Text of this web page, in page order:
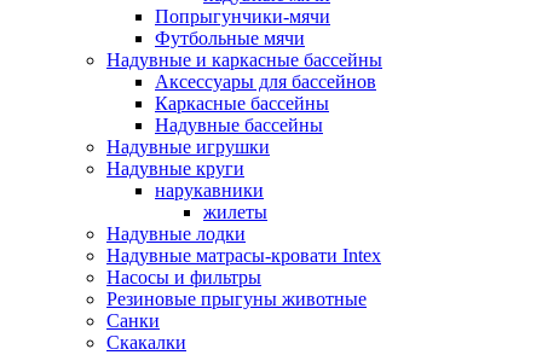
Попрыгунчики-мячи
Футбольные мячи
Надувные и каркасные бассейны
Аксессуары для бассейнов
Каркасные бассейны
Надувные бассейны
Надувные игрушки
Надувные круги
нарукавники
жилеты
Надувные лодки
Надувные матрасы-кровати Intex
Насосы и фильтры
Резиновые прыгуны животные
Санки
Скакалки